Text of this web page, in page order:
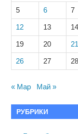
5 6 7
12 13 14
19 20 21
26 27 28
« Мар Май »
РУБРИКИ